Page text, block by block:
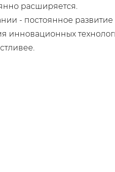
расширяется.
- постоянное
инновационных